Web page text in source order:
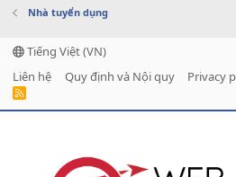
Nhà tuyển dụng
Tiếng Việt (VN)
Liên hệ
Quy định và Nội quy Privacy
R